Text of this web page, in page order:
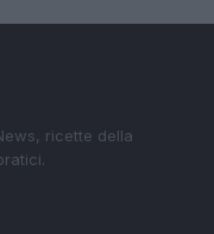
ricette della